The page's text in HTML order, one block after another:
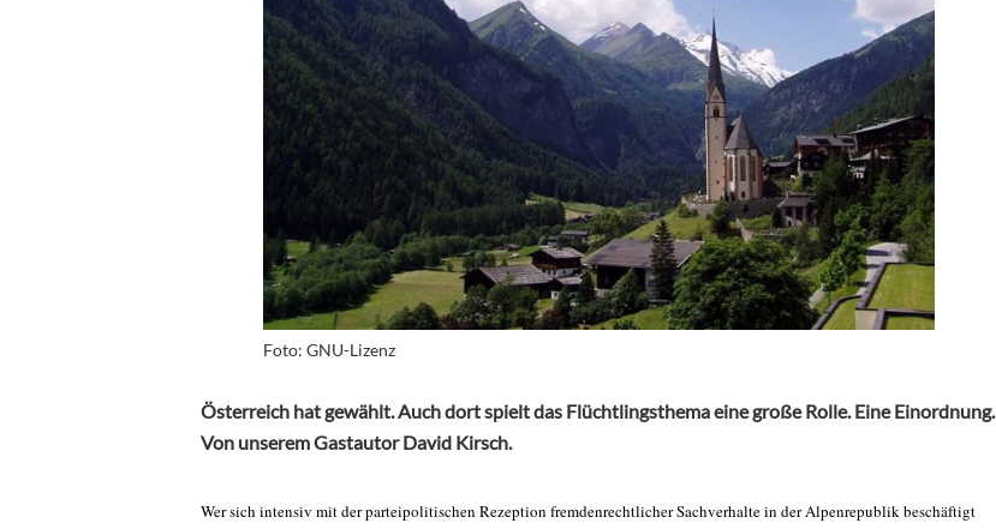
Foto: GNU-Lizenz
Österreich hat gewählt. Auch dort spielt das Flüchtlingsthema eine große Rolle. Eine Einordnung.
Von unserem Gastautor David Kirsch.
Wer sich intensiv mit der parteipolitischen Rezeption fremdenrechtlicher Sachverhalte in der Alpenrepublik beschäftigt